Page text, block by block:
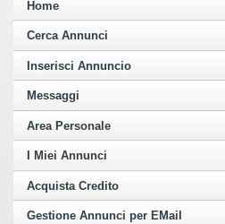
Home
Cerca Annunci
Inserisci Annuncio
Messaggi
Area Personale
I Miei Annunci
Acquista Credito
Gestione Annunci per EMail